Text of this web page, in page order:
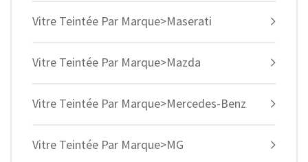
Vitre Teintée Par Marque>Maserati
Vitre Teintée Par Marque>Mazda
Vitre Teintée Par Marque>Mercedes-Benz
Vitre Teintée Par Marque>MG